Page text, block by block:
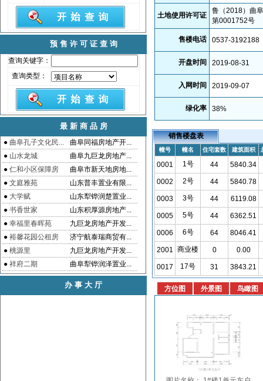
预售许可证查询
查询关键字：
查询类型：
最新商品房
● 曲阜孔子文化民...
曲阜同福房地产开...
● 山水龙城
曲阜九巨龙房地产...
● 仁和小区保障房
曲阜市新天地房地...
● 文庭雅苑
山东普丰置业有限...
● 大学赋
山东犁铧润楚置业...
● 书香世家
山东积厚源房地产...
● 幸福里春晖苑
九巨龙房地产开发...
● 裕馨花园公租房
济宁航泰瑞商贸有...
● 桃源里
九巨龙房地产开发...
● 祥府二期 曲阜犁铧润泽置业...
办事大厅
土地使用许可证
鲁（2018）曲
第0001752号
售楼电话 0537-3192188
开盘时间 2019-08-31
入网时间 2019-09-07
绿化率 38%
销售楼盘表
幢号 幢名 住宅套数 建筑面积
0001 1号 44 5840.34
0002 2号 44 5840.78
0003 3号 44 6119.08
0005 5号 44 6362.51
0006 6号 64 8046.41
2001 商业楼 0 0.00
0017 17号 31 3843.21